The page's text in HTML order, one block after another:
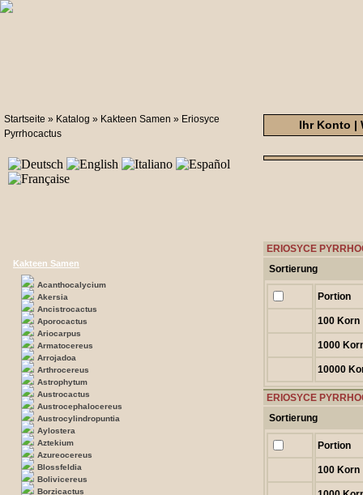
Startseite » Katalog » Kakteen Samen » Eriosyce
Pyrrhocactus
Ihr Konto |
Kakteen Samen
Acanthocalycium
Akersia
Ancistrocactus
Aporocactus
Ariocarpus
Armatocereus
Arrojadoa
Arthrocereus
Astrophytum
Austrocactus
Austrocephalocereus
Austrocylindropuntia
Aylostera
Aztekium
Azureocereus
Blossfeldia
Bolivicereus
Borzicactus
ERIOSYCE
Sortierung
Portion
100 Korn
1000
10000
ERIOSYCE
Sortierung
Portion
100 Korn